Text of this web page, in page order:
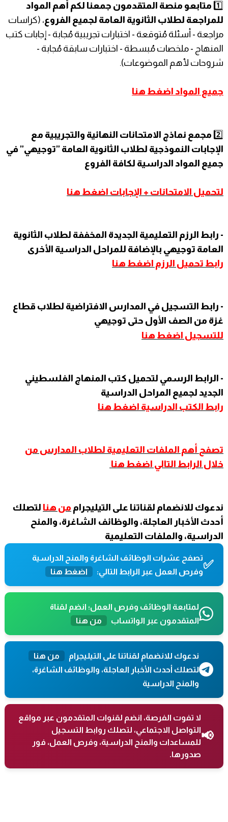
1️⃣ متابعو منصة المتقدمون جمعنا لكم أهم المواد
للمراجعة لطلاب الثانوية العامة لجميع الفروع، (كراسات
مراجعة - أسئلة مُتوقعة - اختبارات تجريبية مُجابة - إجابات كتب
المنهاج - ملخصات مُبسطة - اختبارات سابقة مُجابة -
شروحات لأهم الموضوعات).
جميع المواد اضغط هنا
2️⃣ مجمع نماذج الامتحانات النهائية والتجريبية مع
الإجابات النموذجية لطلاب الثانوية العامة "توجيهي" في
جميع المواد الدراسية لكافة الفروع
لتحميل الامتحانات + الإجابات اضغط هنا
- رابط الرزم التعليمية الجديدة المخففة لطلاب الثانوية
العامة توجيهي بالإضافة للمراحل الدراسية الأخرى
رابط تحميل الرزم اضغط هنا
- رابط التسجيل في المدارس الافتراضية لطلاب قطاع
غزة من الصف الأول حتى توجيهي
للتسجيل اضغط هنا
- الرابط الرسمي لتحميل كتب المنهاج الفلسطيني
الجديد لجميع المراحل الدراسية
رابط الكتب الدراسية اضغط هنا
تصفح أهم الملفات التعليمية لطلاب المدارس من
خلال الرابط التالي اضغط هنا
ندعوك للانضمام لقناتنا على التيليجرام من هنا لتصلك
أحدث الأخبار العاجلة، والوظائف الشاغرة، والمنح
الدراسية، والملفات التعليمية
✅تصفح عشرات الوظائف الشاغرة والمنح الدراسية
وفرص العمل عبر الرابط التالي:
اضغط هنا
لمتابعة الوظائف وفرص العمل؛ انضم لقناة
المتقدمون عبر الواتساب
من هنا
ندعوك للانضمام لقناتنا على التيليجرام
من هنا
لتصلك أحدث الأخبار العاجلة، والوظائف الشاغرة،
والمنح الدراسية
📢
لا تفوت الفرصة، انضم لقنوات المتقدمون عبر مواقع
التواصل الاجتماعي، لتصلك روابط التسجيل
للمساعدات والمنح الدراسية، وفرص العمل، فور
صدورها.